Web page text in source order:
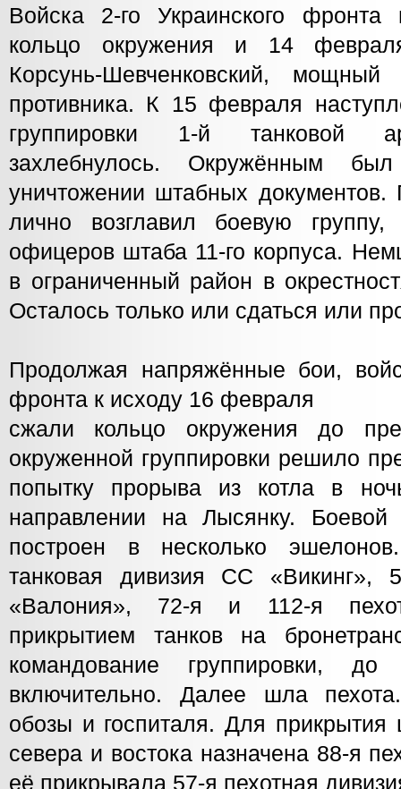
Войска 2-го Украинского фронта
кольцо окружения и 14
Корсунь-Шевченковский, мощный
противника. К 15 февраля
группировки 1-й танковой
захлебнулось. Окружённым
уничтожении штабных
лично возглавил боевую
офицеров штаба 11-го корпуса.
в ограниченный район в
Осталось только или сдаться или
Продолжая напряжённые бои,
фронта к исходу 16 февраля
сжали кольцо окружения до
окруженной группировки решило
попытку прорыва из котла в
направлении на Лысянку. Боевой
построен в несколько
танковая дивизия СС «Викинг»,
«Валония», 72-я и 112-я
прикрытием танков на
командование группировки, до
включительно. Далее шла
обозы и госпиталя. Для
севера и востока назначена 88-я
её прикрывала 57-я пехотная